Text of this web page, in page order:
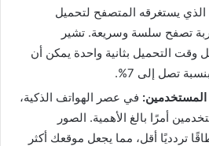
يستغرقه المتصفح لتحميل
تصفح سلسة وسريعة. تشير
وقت التحميل بثانية واحدة يمكن أن
تصل إلى 7%.
في عصر الهواتف الذكية،
أمرًا بالغ الأهمية. الصور
تردديًا أقل، مما يجعل موقعك أكثر